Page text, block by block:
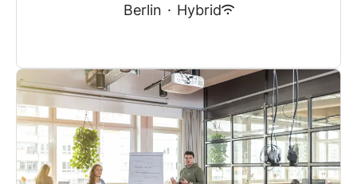
Berlin · Hybrid